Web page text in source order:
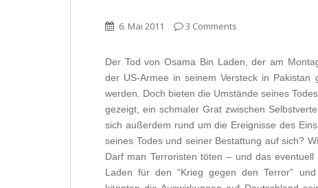
6. Mai 2011 3 Comments
Der Tod von Osama Bin Laden, der am
der US-Armee in seinem Versteck in
werden. Doch bieten die Umstände seines
gezeigt, ein schmaler Grat zwischen
sich außerdem rund um die Ereignisse des
seines Todes und seiner Bestattung auf sich?
Darf man Terroristen töten – und das
Laden für den “Krieg gegen den Terror”